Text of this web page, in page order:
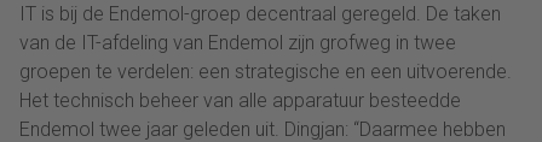
IT is bij de Endemol-groep decentraal geregeld. De taken
van de IT-afdeling van Endemol zijn grofweg in twee
groepen te verdelen: een strategische en een uitvoerende.
Het technisch beheer van alle apparatuur besteedde
Endemol twee jaar geleden uit. Dingjan: “Daarmee hebben